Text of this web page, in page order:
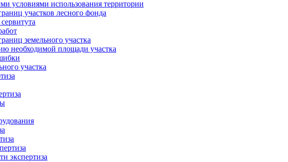
условиями использования территории
участков лесного фонда
земельного участка
необходимой площади участка
участка
экспертиза